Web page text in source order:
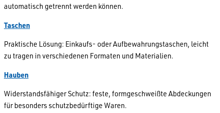
automatisch getrennt werden können.
Taschen
Praktische Lösung: Einkaufs- oder Aufbewahrungstaschen, leicht
zu tragen in verschiedenen Formaten und Materialien.
Hauben
Widerstandsfähiger Schutz: feste, formgeschweißte Abdeckungen
für besonders schutzbedürftige Waren.